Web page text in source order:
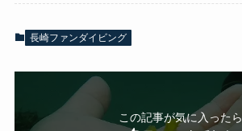
長崎ファンダイビング
この記事が気に入ったら